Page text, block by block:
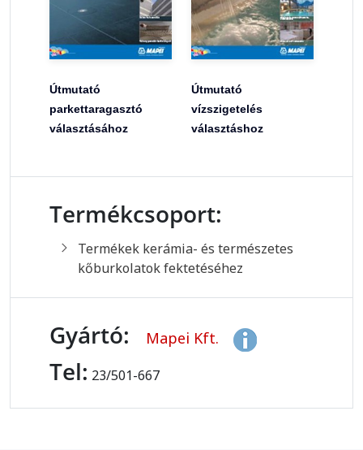
Útmutató
parkettaragasztó
választásához
Útmutató
vízszigetelés
választáshoz
Termékcsoport:
Termékek kerámia- és természetes
kőburkolatok fektetéséhez
Gyártó: Mapei Kft.
Tel: 23/501-667